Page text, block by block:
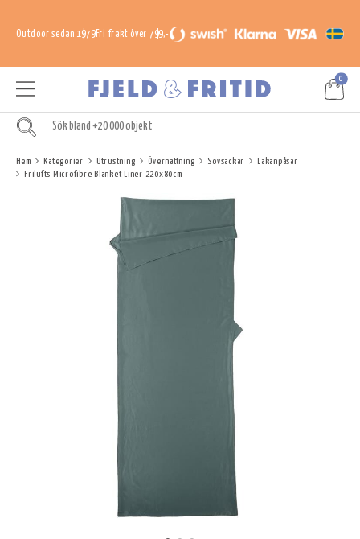
Outdoor sedan 1979Fri frakt över 799,-
0
Hem Kategorier Utrustning Övernattning Sovsäckar
Lakanpåsar
Frilufts Microfibre Blanket Liner 220x80cm